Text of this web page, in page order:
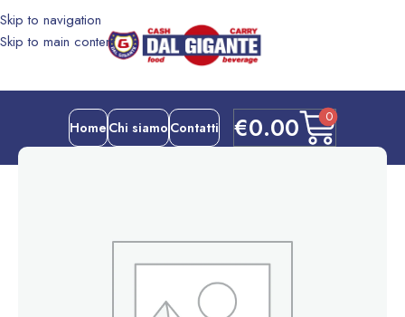
Skip to navigation
Skip to main content
€0.00 0
Home Chi siamo Contatti